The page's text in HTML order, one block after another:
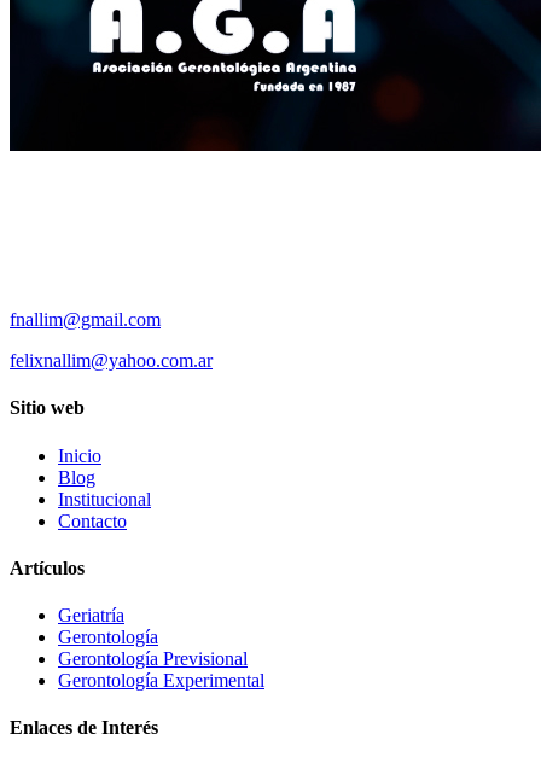
fnallim@gmail.com
felixnallim@yahoo.com.ar
Sitio web
Inicio
Blog
Institucional
Contacto
Artículos
Geriatría
Gerontología
Gerontología Previsional
Gerontología Experimental
Enlaces de Interés